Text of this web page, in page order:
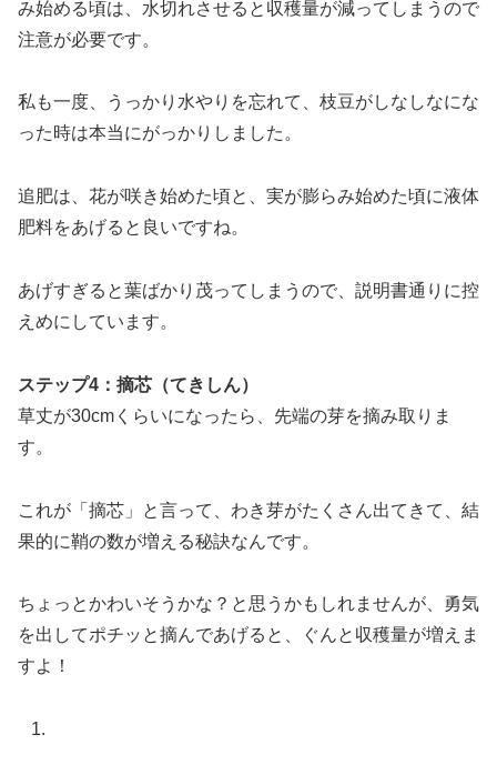
み始める頃は、水切れさせると収穫量が減ってしまうので
注意が必要です。
私も一度、うっかり水やりを忘れて、枝豆がしなしなにな
った時は本当にがっかりしました。
追肥は、花が咲き始めた頃と、実が膨らみ始めた頃に液体
肥料をあげると良いですね。
あげすぎると葉ばかり茂ってしまうので、説明書通りに控
えめにしています。
ステップ4：摘芯（てきしん）
草丈が30cmくらいになったら、先端の芽を摘み取りま
す。
これが「摘芯」と言って、わき芽がたくさん出てきて、結
果的に鞘の数が増える秘訣なんです。
ちょっとかわいそうかな？と思うかもしれませんが、勇気
を出してポチッと摘んであげると、ぐんと収穫量が増えま
すよ！